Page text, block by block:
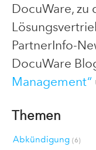
DocuWare, zu
PartnerInfo-
DocuWare
Management“
Themen
Abkündigung (6)